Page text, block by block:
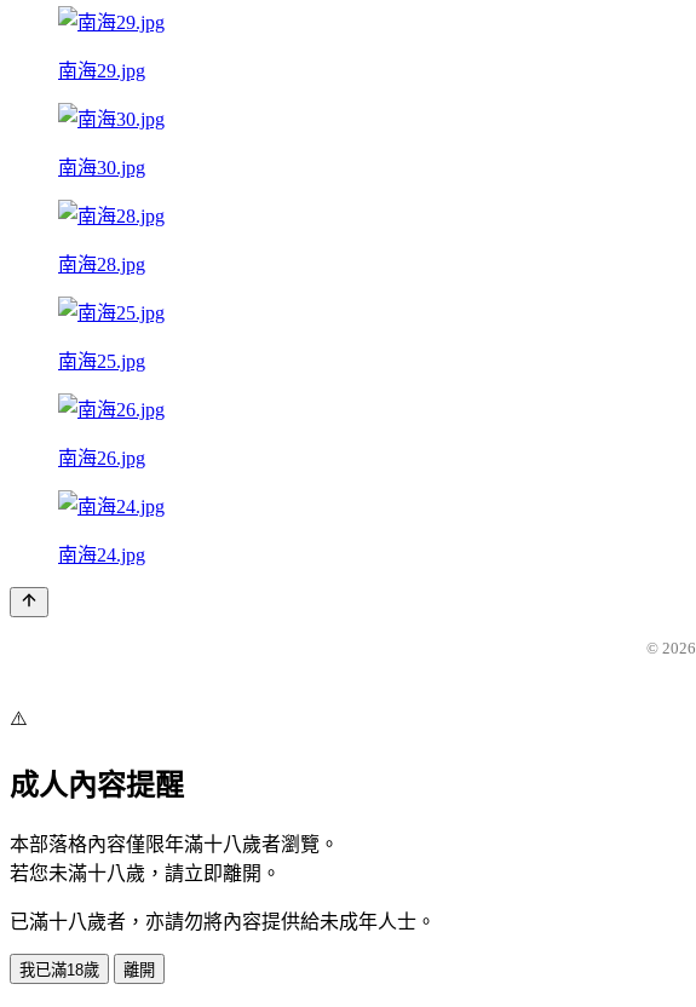
南海29.jpg
南海30.jpg
南海28.jpg
南海25.jpg
南海26.jpg
南海24.jpg
© 2026
⚠️
成人內容提醒
本部落格內容僅限年滿十八歲者瀏覽。
若您未滿十八歲，請立即離開。
已滿十八歲者，亦請勿將內容提供給未成年人士。
我已滿18歲 離開